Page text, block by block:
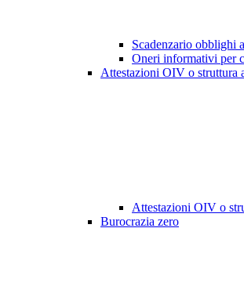
Scadenzario obblighi
Oneri informativi per
Attestazioni OIV o struttura
Attestazioni OIV o
Burocrazia zero